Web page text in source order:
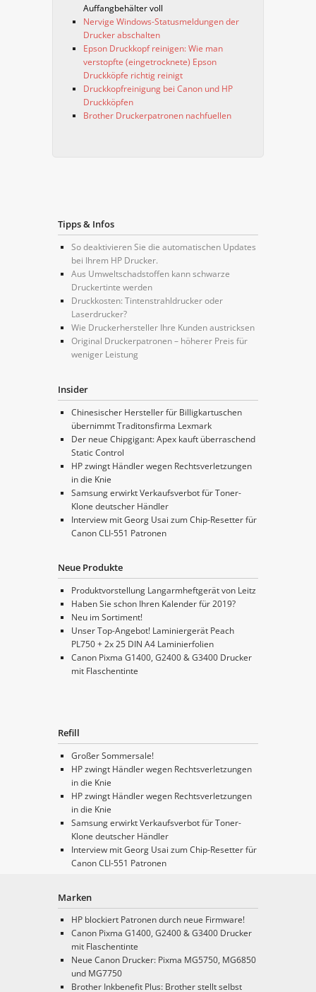
Auffangbehälter voll
Nervige Windows-Statusmeldungen der
Drucker abschalten
Epson Druckkopf reinigen: Wie man
verstopfte (eingetrocknete) Epson
Druckköpfe richtig reinigt
Druckkopfreinigung bei Canon und HP
Druckköpfen
Brother Druckerpatronen nachfuellen
Tipps & Infos
So deaktivieren Sie die automatischen Updates
bei Ihrem HP Drucker.
Aus Umweltschadstoffen kann schwarze
Druckertinte werden
Druckkosten: Tintenstrahldrucker oder
Laserdrucker?
Wie Druckerhersteller Ihre Kunden austricksen
Original Druckerpatronen – höherer Preis für
weniger Leistung
Insider
Chinesischer Hersteller für Billigkartuschen
übernimmt Traditonsfirma Lexmark
Der neue Chipgigant: Apex kauft überraschend
Static Control
HP zwingt Händler wegen Rechtsverletzungen
in die Knie
Samsung erwirkt Verkaufsverbot für Toner-
Klone deutscher Händler
Interview mit Georg Usai zum Chip-Resetter für
Canon CLI-551 Patronen
Neue Produkte
Produktvorstellung Langarmheftgerät von Leitz
Haben Sie schon Ihren Kalender für 2019?
Neu im Sortiment!
Unser Top-Angebot! Laminiergerät Peach
PL750 + 2x 25 DIN A4 Laminierfolien
Canon Pixma G1400, G2400 & G3400 Drucker
mit Flaschentinte
Refill
Großer Sommersale!
HP zwingt Händler wegen Rechtsverletzungen
in die Knie
HP zwingt Händler wegen Rechtsverletzungen
in die Knie
Samsung erwirkt Verkaufsverbot für Toner-
Klone deutscher Händler
Interview mit Georg Usai zum Chip-Resetter für
Canon CLI-551 Patronen
Marken
HP blockiert Patronen durch neue Firmware!
Canon Pixma G1400, G2400 & G3400 Drucker
mit Flaschentinte
Neue Canon Drucker: Pixma MG5750, MG6850
und MG7750
Brother Inkbenefit Plus: Brother stellt selbst